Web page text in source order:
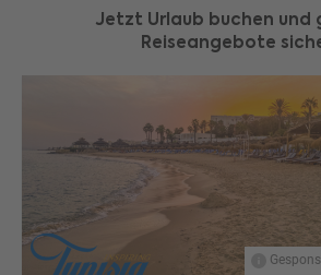
Jetzt Urlaub buchen und
Reiseangebote